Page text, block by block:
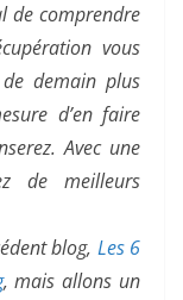
de comprendre
vous
demain plus
d’en faire
Avec une
de meilleurs
blog, Les 6
, mais allons un